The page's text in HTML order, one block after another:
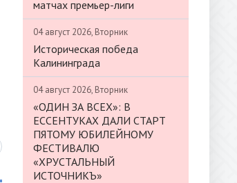
матчах премьер-лиги
04 август 2026, Вторник
Историческая победа
Калининграда
04 август 2026, Вторник
«ОДИН ЗА ВСЕХ»: В
ЕССЕНТУКАХ ДАЛИ СТАРТ
ПЯТОМУ ЮБИЛЕЙНОМУ
ФЕСТИВАЛЮ
«ХРУСТАЛЬНЫЙ
ИСТОЧНИКЪ»